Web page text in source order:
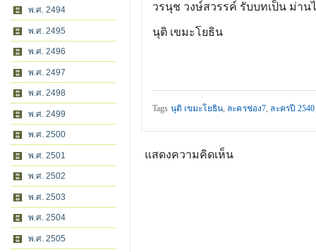
พ.ศ. 2494
พ.ศ. 2495
พ.ศ. 2496
พ.ศ. 2497
พ.ศ. 2498
พ.ศ. 2499
พ.ศ. 2500
พ.ศ. 2501
พ.ศ. 2502
พ.ศ. 2503
พ.ศ. 2504
พ.ศ. 2505
วรนุช วงษ์สวรรค์ รับบทเป็น ม่า
นุติ เขมะโยธิน
Tags นุติ เขมะโยธิน, ละครช่อง7, ละครปี 2540
แสดงความคิดเห็น